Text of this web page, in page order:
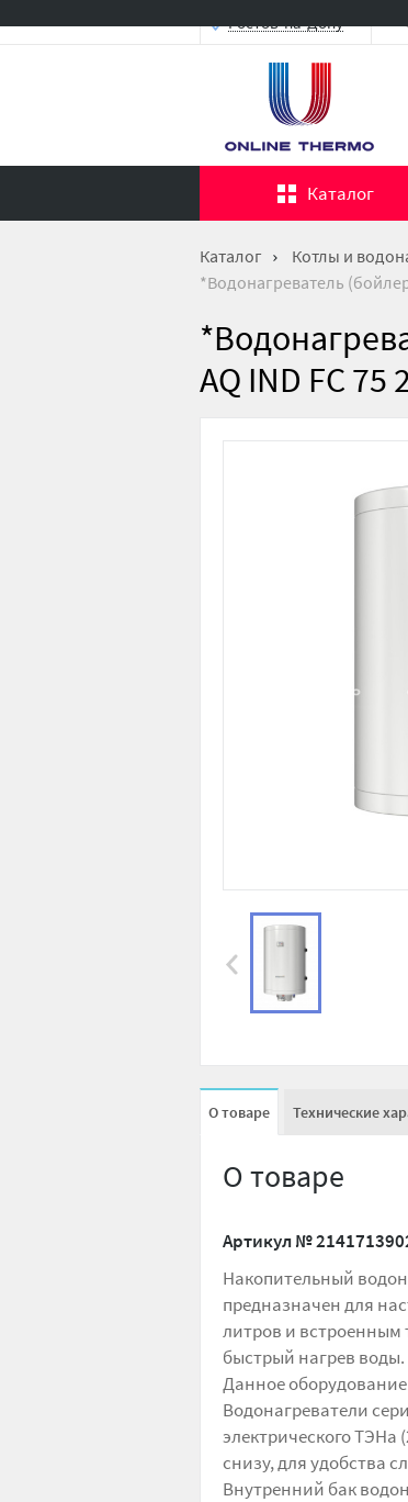
Ростов-на-Дону
Каталог
Каталог Котлы и
*Водонагреватель
AQ IND FC
О товаре Технические
О товаре
Артикул №
Накопительный
предназначен для
литров и встроенным
быстрый нагрев воды.
Данное
Водонагреватели
электрического ТЭНа
снизу, для удобства
Внутренний бак